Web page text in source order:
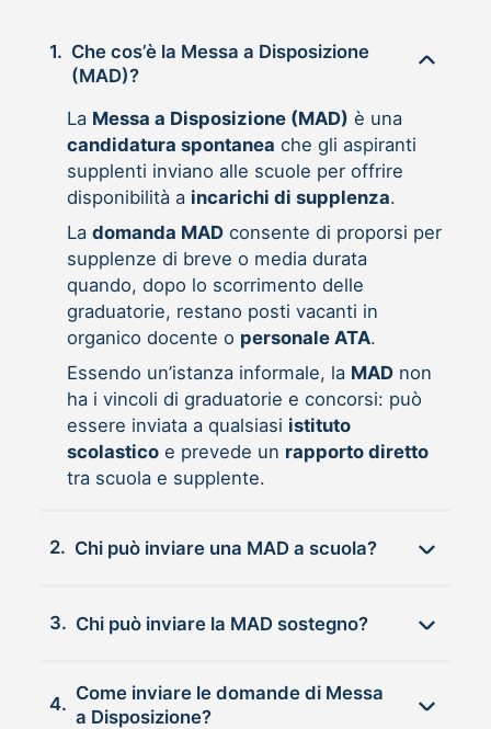
1. Che cos’è la Messa a Disposizione
(MAD)?
La Messa a Disposizione (MAD) è una
candidatura spontanea che gli aspiranti
supplenti inviano alle scuole per offrire
disponibilità a incarichi di supplenza.
La domanda MADconsente di proporsi per
supplenze di breve o media durata
quando, dopo lo scorrimento delle
graduatorie, restano posti vacanti in
organico docente o personale ATA.
Essendo un’istanza informale, la MADnon
ha i vincoli di graduatorie e concorsi: può
essere inviata a qualsiasi istituto
scolasticoe prevede un rapporto diretto
tra scuola e supplente.
2. Chi può inviare una MAD a scuola?
3. Chi può inviare la MAD sostegno?
4.
Come inviare le domande di Messa
a Disposizione?